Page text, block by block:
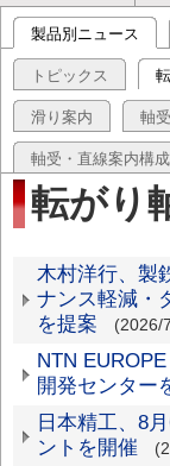
ラ
イ
リ
リ
ン
ク
製品別ニュース
トピックス
滑り案内 軸
軸受・直線案内構
転がり
が
軸
木村洋行、製
ナンス軽減・
を提案
(2026/
NTN
開発センター
日本精工、8
ントを開催